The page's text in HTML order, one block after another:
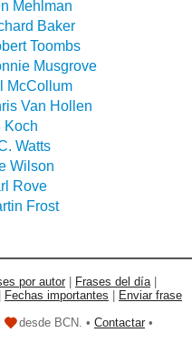
Mehlman
Baker
Toombs
Musgrove
McCollum
Van Hollen
Koch
Watts
Wilson
Rove
Frost
por autor Frases del día|
Fechas importantes
Enviar frase
desde BCN. • Contactar •